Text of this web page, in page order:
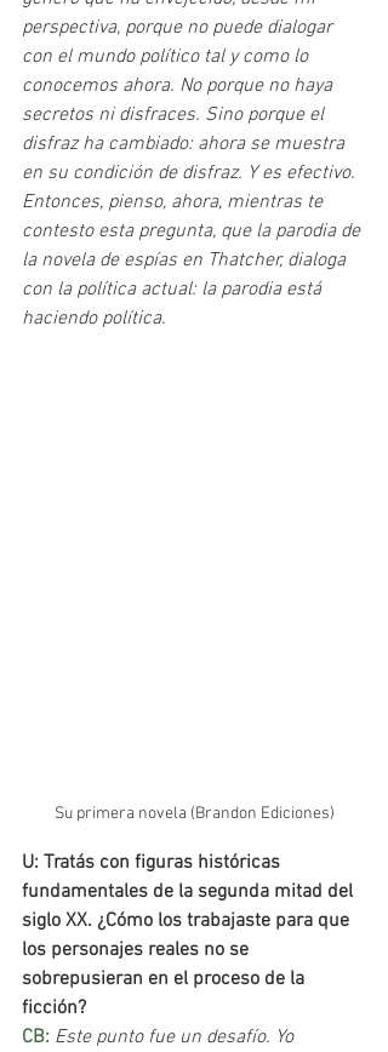
perspectiva, porque no puede dialogar
con el mundo político tal y como lo
conocemos ahora. No porque no haya
secretos ni disfraces. Sino porque el
disfraz ha cambiado: ahora se muestra
en su condición de disfraz. Y es efectivo.
Entonces, pienso, ahora, mientras te
contesto esta pregunta, que la parodia de
la novela de espías en Thatcher, dialoga
con la política actual: la parodia está
haciendo política.
Su primera novela (Brandon Ediciones)
U: Tratás con figuras históricas
fundamentales de la segunda mitad del
siglo XX. ¿Cómo los trabajaste para que
los personajes reales no se
sobrepusieran en el proceso de la
ficción?
CB: Este punto fue un desafío. Yo